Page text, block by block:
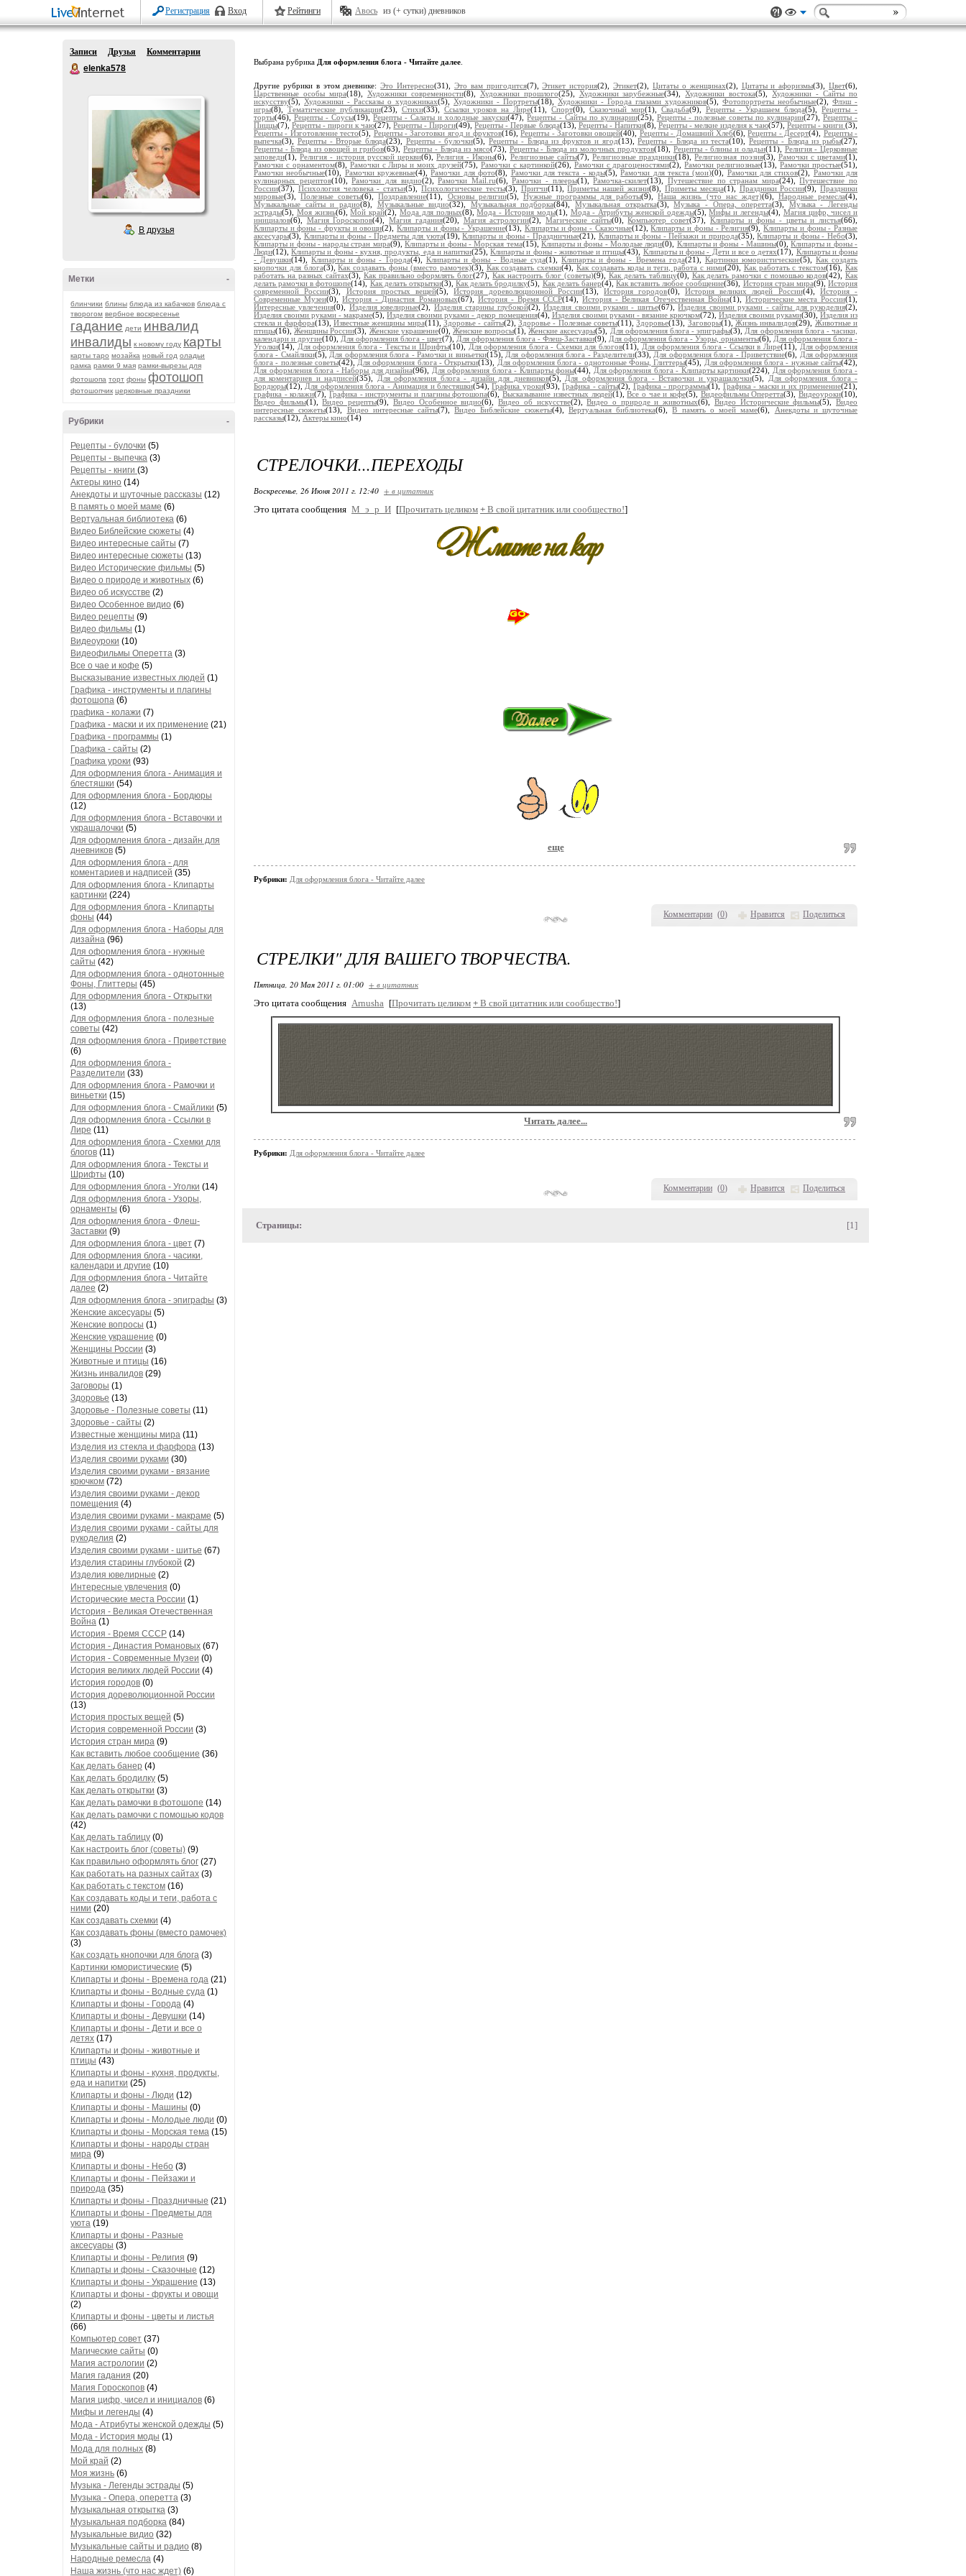
Регистрация Вход Рейтинги Авось из (+ сутки) дневников
Записи Друзья
Комментарии
elenka578
В друзья
-
Метки
блинчики блины блюда из кабачков блюда с
творогом вербное воскресенье
гадание дети инвалид
инвалиды к новому году карты
карты таро мозайка новый год оладьи
рамка рамки 9 мая рамки-вырезы для
фотошопа торт фоны фотошоп
фотошопчик церковные праздники
-
Рубрики
Рецепты - булочки (5)
Рецепты - выпечка (3)
Рецепты - книги (3)
Актеры кино (14)
Анекдоты и шуточные рассказы (12)
В память о моей маме (6)
Вертуальная библиотека (6)
Видео Библейские сюжеты (4)
Видео интересные сайты (7)
Видео интересные сюжеты (13)
Видео Исторические фильмы (5)
Видео о природе и животных (6)
Видео об искусстве (2)
Видео Особенное видио (6)
Видео рецепты (9)
Видео фильмы (1)
Видеоуроки (10)
Видеофильмы Оперетта (3)
Все о чае и кофе (5)
Высказывание известных людей (1)
Графика - инструменты и плагины
фотошопа (6)
графика - колажи (7)
Графика - маски и их применение (21)
Графика - программы (1)
Графика - сайты (2)
Графика уроки (93)
Для оформления блога - Анимация и
блестяшки (54)
Для оформления блога - Бордюры
(12)
Для оформления блога - Вставочки и
украшалочки (5)
Для оформления блога - дизайн для
дневников (5)
Для оформления блога - для
коментариев и надписей (35)
Для оформления блога - Клипарты
картинки (224)
Для оформления блога - Клипарты
фоны (44)
Для оформления блога - Наборы для
дизайна (96)
Для оформления блога - нужные
сайты (42)
Для оформления блога - однотонные
Фоны, Глиттеры (45)
Для оформления блога - Открытки
(13)
Для оформления блога - полезные
советы (42)
Для оформления блога - Приветствие
(6)
Для оформления блога -
Разделители (33)
Для оформления блога - Рамочки и
виньетки (15)
Для оформления блога - Смайлики (5)
Для оформления блога - Ссылки в
Лире (11)
Для оформления блога - Схемки для
блогов (11)
Для оформления блога - Тексты и
Шрифты (10)
Для оформления блога - Уголки (14)
Для оформления блога - Узоры,
орнаменты (6)
Для оформления блога - Флеш-
Заставки (9)
Для оформления блога - цвет (7)
Для оформления блога - часики,
календари и другие (10)
Для оформления блога - Читайте
далее (2)
Для оформления блога - эпиграфы (3)
Женские аксесуары (5)
Женские вопросы (1)
Женские украшение (0)
Женщины России (3)
Животные и птицы (16)
Жизнь инвалидов (29)
Заговоры (1)
Здоровье (13)
Здоровье - Полезные советы (11)
Здоровье - сайты (2)
Известные женщины мира (11)
Изделия из стекла и фарфора (13)
Изделия своими руками (30)
Изделия своими руками - вязание
крючком (72)
Изделия своими руками - декор
помещения (4)
Изделия своими руками - макраме (5)
Изделия своими руками - сайты для
рукоделия (2)
Изделия своими руками - шитье (67)
Изделия старины глубокой (2)
Изделия ювелирные (2)
Интересные увлечения (0)
Исторические места России (1)
История - Великая Отечественная
Война (1)
История - Время СССР (14)
История - Династия Романовых (67)
История - Современные Музеи (0)
История великих людей России (4)
История городов (0)
История дореволюционной России
(13)
История простых вещей (5)
История современной России (3)
История стран мира (9)
Как вставить любое сообщение (36)
Как делать банер (4)
Как делать бродилку (5)
Как делать открытки (3)
Как делать рамочки в фотошопе (14)
Как делать рамочки с помошью кодов
(42)
Как делать таблицу (0)
Как настроить блог (советы) (9)
Как правильно оформлять блог (27)
Как работать на разных сайтах (3)
Как работать с текстом (16)
Как создавать коды и теги, работа с
ними (20)
Как создавать схемки (4)
Как создавать фоны (вместо рамочек)
(3)
Как создать кнопочки для блога (3)
Картинки юмористические (5)
Клипарты и фоны - Времена года (21)
Клипарты и фоны - Водные суда (1)
Клипарты и фоны - Города (4)
Клипарты и фоны - Девушки (14)
Клипарты и фоны - Дети и все о
детях (17)
Клипарты и фоны - животные и
птицы (43)
Клипарты и фоны - кухня, продукты,
еда и напитки (25)
Клипарты и фоны - Люди (12)
Клипарты и фоны - Машины (0)
Клипарты и фоны - Молодые люди (0)
Клипарты и фоны - Морская тема (15)
Клипарты и фоны - народы стран
мира (9)
Клипарты и фоны - Небо (3)
Клипарты и фоны - Пейзажи и
природа (35)
Клипарты и фоны - Праздничные (21)
Клипарты и фоны - Предметы для
уюта (19)
Клипарты и фоны - Разные
аксесуары (3)
Клипарты и фоны - Религия (9)
Клипарты и фоны - Сказочные (12)
Клипарты и фоны - Украшение (13)
Клипарты и фоны - фрукты и овощи
(2)
Клипарты и фоны - цветы и листья
(66)
Компьютер совет (37)
Магические сайты (0)
Магия астрологии (2)
Магия гадания (20)
Магия Гороскопов (4)
Магия цифр, чисел и инициалов (6)
Мифы и легенды (4)
Мода - Атрибуты женской одежды (5)
Мода - История моды (1)
Мода для полных (8)
Мой край (2)
Моя жизнь (6)
Музыка - Легенды эстрады (5)
Музыка - Опера, оперетта (3)
Музыкальная открытка (3)
Музыкальная подборка (84)
Музыкальные видио (32)
Музыкальные сайты и радио (8)
Народные ремесла (4)
Наша жизнь (что нас ждет) (6)
Выбрана рубрика Для оформления блога - Читайте далее
Другие рубрики в этом дневнике:Это Интересно(31), Это вам пригодится(7),Этикет история(2),Этикет(2), Цитаты о женщинах(2), Цитаты и афоризмы(3),Цвет(6),
Царственные особы мира(18), Художники современности(8), Художники прошлого(25), Художники зарубежные(34),Художники востока(5),Художники - Сайты по
искусству(5), Художники - Рассказы о художниках(5), Художники - Портреты(18), Художники - Города глазами художников(5), Фотопортреты необычные(2), Флэш -
игры(8), Тематические публикации(23), Стихи(33), Ссылки уроков на Лире(11),Спорт(0), Сказочный мир(1), Свадьба(9), Рецепты - Украшаем блюда(5),Рецепты -
торты(46),Рецепты - Соусы(19),Рецепты - Салаты и холодные закуски(47),Рецепты - Сайты по кулинарии(25), Рецепты - полезные советы по кулинарии(27), Рецепты -
Пиццы(7),Рецепты - пироги к чаю(27),Рецепты - Пироги(49),Рецепты - Первые блюда(13), Рецепты - Напитки(8), Рецепты - мелкие изделия к чаю(57), Рецепты - книги(3),
Рецепты - Изготовление тесто(5), Рецепты - Заготовки ягод и фруктов(16),Рецепты - Заготовки овощей(40), Рецепты - Домашний Хлеб(6),Рецепты - Десерт(4), Рецепты -
выпечка(3), Рецепты - Вторые блюда(23), Рецепты - булочки(5), Рецепты - Блюда из фруктов и ягод(13),Рецепты - Блюда из теста(10), Рецепты - Блюда из рыбы(27),
Рецепты - Блюда из овощей и грибов(63),Рецепты - Блюда из мясо(73), Рецепты - Блюда из молочных продуктов(18),Рецепты - блины и оладьи(11), Религия - Церковные
заповеди(1),Религия - история русской церкви(6),Религия - Иконы(6), Религиозные сайты(7),Религиозные праздники(18),Религиозная поэзия(3), Рамочки с цветами(1),
Рамочки с орнаментом(8), Рамочки с Лиры и моих друзей(75),Рамочки с картинкой(26), Рамочки с драгоценостями(2),Рамочки религиозные(13),Рамочки простые(51),
Рамочки необычные(10), Рамочки кружевные(4),Рамочки для фото(8), Рамочки для текста - коды(5),Рамочки для текста (мои)(0), Рамочки для стихов(2), Рамочки для
кулинарных рецептов(10),Рамочки для видио(2),Рамочки Mail.ru(6),Рамочки - плееры(1),Рамочка-скилет(13), Путешествие по странам мира(24),Путешествие по
России(37), Психология человека - статьи(5),Психологические тесты(3), Притчи(11),Приметы нашей жизни(8), Приметы месяца(1), Праздники России(9),Праздники
мировые(3),Полезные советы(6),Поздравление(11), Основы религии(5), Нужные программы для работы(9),Наша жизнь (что нас ждет)(6), Народные ремесла(4),
Музыкальные сайты и радио(8), Музыкальные видио(32), Музыкальная подборка(84), Музыкальная открытка(3),Музыка - Опера, оперетта(3), Музыка - Легенды
эстрады(5), Моя жизнь(6),Мой край(2), Мода для полных(8),Мода - История моды(1), Мода - Атрибуты женской одежды(5),Мифы и легенды(4), Магия цифр, чисел и
инициалов(6), Магия Гороскопов(4),Магия гадания(20), Магия астрологии(2),Магические сайты(0),Компьютер совет(37), Клипарты и фоны - цветы и листья(66),
Клипарты и фоны - фрукты и овощи(2),Клипарты и фоны - Украшение(13), Клипарты и фоны - Сказочные(12),Клипарты и фоны - Религия(9),Клипарты и фоны - Разные
аксесуары(3), Клипарты и фоны - Предметы для уюта(19),Клипарты и фоны - Праздничные(21), Клипарты и фоны - Пейзажи и природа(35),Клипарты и фоны - Небо(3),
Клипарты и фоны - народы стран мира(9),Клипарты и фоны - Морская тема(15), Клипарты и фоны - Молодые люди(0), Клипарты и фоны - Машины(0),Клипарты и фоны -
Люди(12),Клипарты и фоны - кухня, продукты, еда и напитки(25),Клипарты и фоны - животные и птицы(43), Клипарты и фоны - Дети и все о детях(17), Клипарты и фоны
- Девушки(14),Клипарты и фоны - Города(4), Клипарты и фоны - Водные суда(1),Клипарты и фоны - Времена года(21), Картинки юмористические(5), Как создать
кнопочки для блога(3),Как создавать фоны (вместо рамочек)(3), Как создавать схемки(4),Как создавать коды и теги, работа с ними(20), Как работать с текстом(16),Как
работать на разных сайтах(3), Как правильно оформлять блог(27),Как настроить блог (советы)(9), Как делать таблицу(0), Как делать рамочки с помошью кодов(42),Как
делать рамочки в фотошопе(14), Как делать открытки(3),Как делать бродилку(5), Как делать банер(4),Как вставить любое сообщение(36), История стран мира(9),История
современной России(3), История простых вещей(5),История дореволюционной России(13),История городов(0), История великих людей России(4), История -
Современные Музеи(0),История - Династия Романовых(67), История - Время СССР(14),История - Великая Отечественная Война(1), Исторические места России(1),
Интересные увлечения(0), Изделия ювелирные(2), Изделия старины глубокой(2),Изделия своими руками - шитье(67),Изделия своими руками - сайты для рукоделия(2),
Изделия своими руками - макраме(5),Изделия своими руками - декор помещения(4), Изделия своими руками - вязание крючком(72), Изделия своими руками(30),Изделия из
стекла и фарфора(13),Известные женщины мира(11),Здоровье - сайты(2),Здоровье - Полезные советы(11),Здоровье(13), Заговоры(1),Жизнь инвалидов(29), Животные и
птицы(16),Женщины России(3), Женские украшение(0), Женские вопросы(1),Женские аксесуары(5), Для оформления блога - эпиграфы(3), Для оформления блога - часики,
календари и другие(10), Для оформления блога - цвет(7), Для оформления блога - Флеш-Заставки(9), Для оформления блога - Узоры, орнаменты(6), Для оформления блога -
Уголки(14), Для оформления блога - Тексты и Шрифты(10), Для оформления блога - Схемки для блогов(11), Для оформления блога - Ссылки в Лире(11),
Для оформления
блога - Смайлики(5), Для оформления блога - Рамочки и виньетки(15), Для оформления блога - Разделители(33), Для оформления блога - Приветствие(6),
Для оформления
блога - полезные советы(42), Для оформления блога - Открытки(13), Для оформления блога - однотонные Фоны, Глиттеры(45), Для оформления блога - нужные сайты(42),
Для оформления блога - Наборы для дизайна(96), Для оформления блога - Клипарты фоны(44), Для оформления блога - Клипарты картинки(224),
Для оформления блога -
для коментариев и надписей(35), Для оформления блога - дизайн для дневников(5), Для оформления блога - Вставочки и украшалочки(5),
Для оформления блога -
Бордюры(12), Для оформления блога - Анимация и блестяшки(54),Графика уроки(93),Графика - сайты(2), Графика - программы(1), Графика - маски и их применение(21),
графика - колажи(7),Графика - инструменты и плагины фотошопа(6),Высказывание известных людей(1),Все о чае и кофе(5), Видеофильмы Оперетта(3),Видеоуроки(10),
Видео фильмы(1),Видео рецепты(9), Видео Особенное видио(6),Видео об искусстве(2),Видео о природе и животных(6), Видео Исторические фильмы(5),Видео
интересные сюжеты(13), Видео интересные сайты(7),Видео Библейские сюжеты(4), Вертуальная библиотека(6),В память о моей маме(6),
Анекдоты и шуточные
рассказы(12), Актеры кино(14)
Комментарии (0) Нравится Поделиться
СТРЕЛОЧКИ...ПЕРЕХОДЫ
Воскресенье, 26 Июня 2011 г. 12:40 + в цитатник
Это цитата сообщения М_э_р_И [Прочитать целиком + В свой цитатник или сообщество!]
еще
Рубрики: Для оформления блога - Читайте далее
Комментарии (0) Нравится Поделиться
СТРЕЛКИ" ДЛЯ ВАШЕГО ТВОРЧЕСТВА.
Пятница, 20 Мая 2011 г. 01:00 + в цитатник
Это цитата сообщения Arnusha [Прочитать целиком + В свой цитатник или сообщество!]
Читать далее...
Рубрики: Для оформления блога - Читайте далее
Страницы: [1]